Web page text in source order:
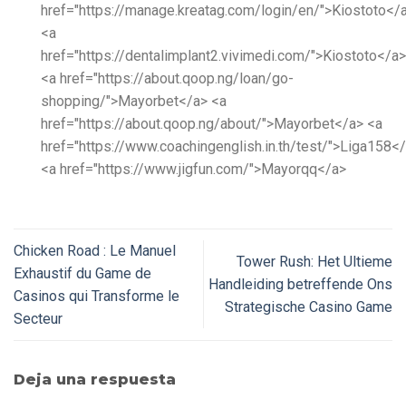
href="https://manage.kreatag.com/login/en/">Kiostoto</
<a
href="https://dentalimplant2.vivimedi.com/">Kiostoto</a>
<a href="https://about.qoop.ng/loan/go-
shopping/">Mayorbet</a> <a
href="https://about.qoop.ng/about/">Mayorbet</a> <a
href="https://www.coachingenglish.in.th/test/
<a href="https://www.jigfun.com/">Mayorqq</a>
Chicken Road : Le Manuel
Exhaustif du Game de
Casinos qui Transforme le
Secteur
Tower Rush: Het Ultieme
Handleiding betreffende Ons
Strategische Casino Game
Deja una respuesta